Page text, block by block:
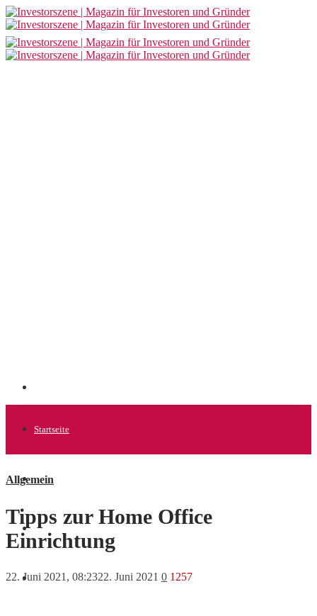
Startseite
Allgemein
Startups
News
Allgemein
Tipps zur Home Office
Einrichtung
22. Juni 2021, 08:2322. Juni 2021 0 1257